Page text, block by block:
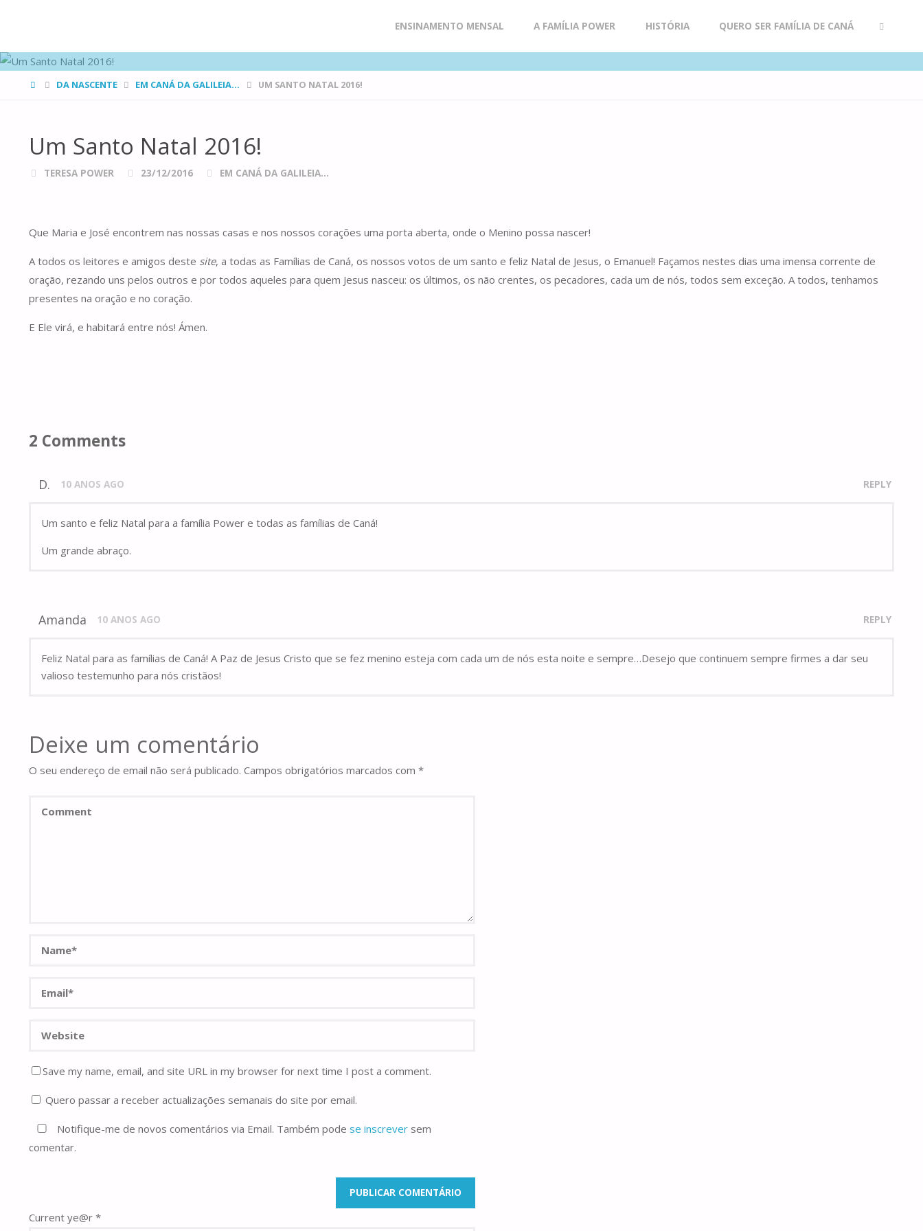
to
ENSINAMENTO MENSAL A FAMÍLIA POWER HISTÓRIA QUERO SER FAMÍLIA DE CANÁ
HOMEDA NASCENTE EM CANÁ DA GALILEIA... UM SANTO NATAL 2016!
Um Santo Natal 2016!
TERESA POWER 23/12/2016 EM CANÁ DA GALILEIA...
Que Maria e José encontrem nas nossas casas e nos nossos corações uma porta aberta, onde o Menino possa nascer!
A todos os leitores e amigos deste site, a todas as Famílias de Caná, os nossos votos de um santo e feliz Natal de Jesus, o Emanuel! Façamos nestes dias uma imensa corrente de
oração, rezando uns pelos outros e por todos aqueles para quem Jesus nasceu: os últimos, os não crentes, os pecadores, cada um de nós, todos sem exceção. A todos, tenhamos
presentes na oração e no coração.
E Ele virá, e habitará entre nós! Ámen.
2 Comments
D. 10 ANOS AGO REPLY
Um santo e feliz Natal para a família Power e todas as famílias de Caná!
Um grande abraço.
Amanda 10 ANOS AGO REPLY
Feliz Natal para as famílias de Caná! A Paz de Jesus Cristo que se fez menino esteja com cada um de nós esta noite e sempre…Desejo que continuem sempre firmes a dar seu
valioso testemunho para nós cristãos!
Deixe um comentário
O seu endereço de email não será publicado. Campos obrigatórios marcados com *
Save my name, email, and site URL in my browser for next time I post a comment.
Quero passar a receber actualizações semanais do site por email.
Notifique-me de novos comentários via Email. Também pode se inscrever sem
comentar.
Current ye@r *